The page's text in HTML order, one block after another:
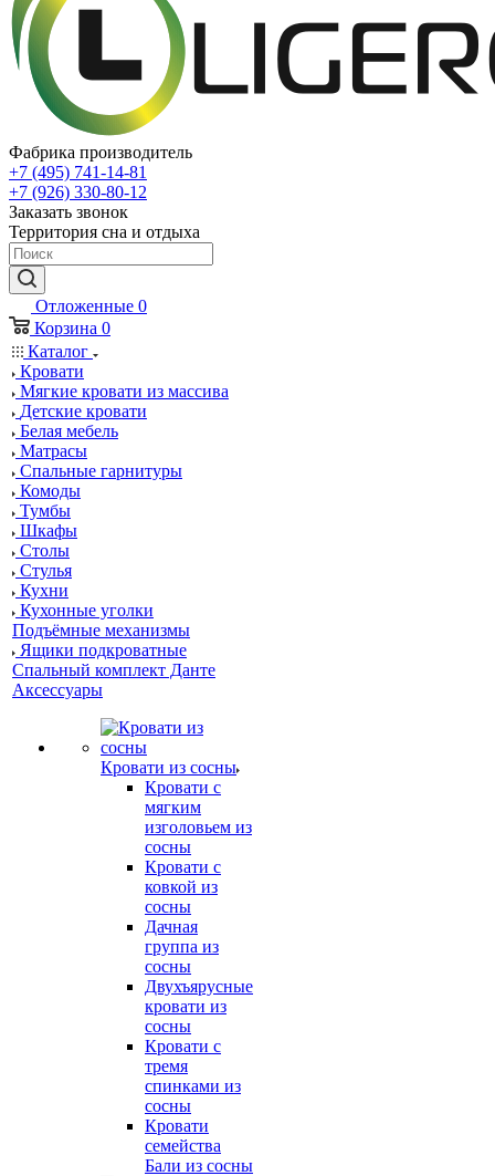
Фабрика производитель
+7 (495) 741-14-81
+7 (926) 330-80-12
Заказать звонок
Территория сна и отдыха
Отложенные 0
Корзина 0
Каталог
Кровати
Мягкие кровати из массива
Детские кровати
Белая мебель
Матрасы
Спальные гарнитуры
Комоды
Тумбы
Шкафы
Столы
Стулья
Кухни
Кухонные уголки
Подъёмные механизмы
Ящики подкроватные
Спальный комплект Данте
Аксессуары
Кровати из сосны
Кровати с
мягким
изголовьем из
сосны
Кровати с
ковкой из
сосны
Дачная
группа из
сосны
Двухъярусные
кровати из
сосны
Кровати с
тремя
спинками из
сосны
Кровати
семейства
Бали из сосны